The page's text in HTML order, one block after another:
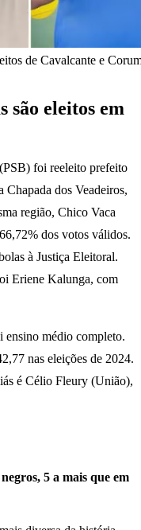
de Cavalcante e
são eleitos em
foi reeleito prefeito
Chapada dos Veadeiros,
região, Chico Vaca
dos votos válidos.
à Justiça Eleitoral.
Eriene Kalunga, com
ensino médio completo.
nas eleições de 2024.
é Célio Fleury (União),
5 a mais que em